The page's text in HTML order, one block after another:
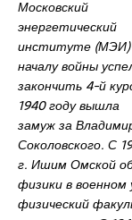
Московский
энергетический
институте (МЭИ)
началу войны
закончить 4-й
1940 году вышла
замуж за
Соколовского. С
г. Ишим Омской
физики в военном
физический